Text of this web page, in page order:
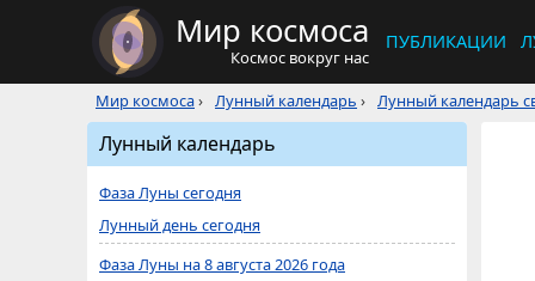
Мир космоса
Космос вокруг нас
ПУБЛИКАЦИИ
Мир космоса› Лунный календарь › Лунный календарь
Лунный календарь
Фаза Луны сегодня
Лунный день сегодня
Фаза Луны на 8 августа 2026 года